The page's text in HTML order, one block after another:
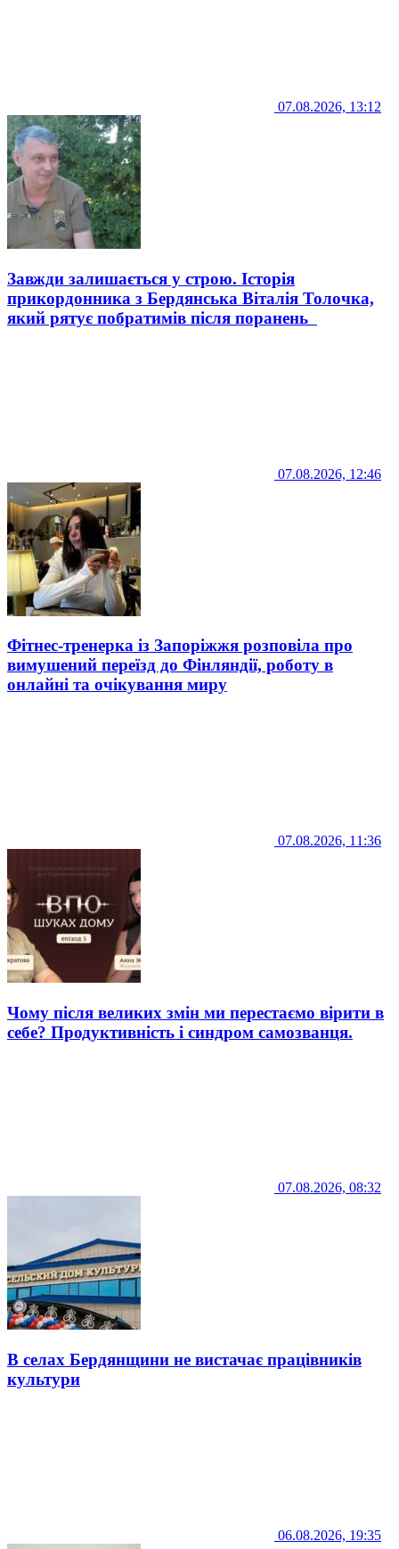
07.08.2026, 13:12
Завжди залишається у строю. Історія
прикордонника з Бердянська Віталія Толочка,
який рятує побратимів після поранень
07.08.2026, 12:46
Фітнес-тренерка із Запоріжжя розповіла про
вимушений переїзд до Фінляндії, роботу в
онлайні та очікування миру
07.08.2026, 11:36
Чому після великих змін ми перестаємо вірити в
себе? Продуктивність і синдром самозванця.
07.08.2026, 08:32
В селах Бердянщини не вистачає працівників
культури
06.08.2026, 19:35